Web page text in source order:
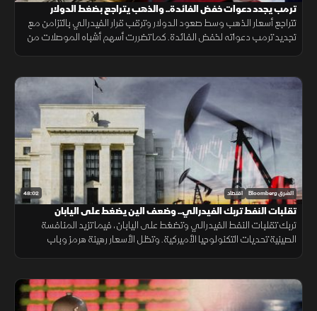
ترمب يجدد دعوات خفض الفائدة.. والذهب يتراجع بضغط الدولار
تتراجع أسعار الذهب وسط صعود الدولار وترقب قرار الفيدرالي بالتزامن مع
تجديد ترمب دعواته لخفض الفائدة. كما تضررت أسهم أشباه الموصلات من
48:02 الشرق Bloomberg اقتصاد
تقلبات النفط تربك الفيدرالي.. وضعف الين يضغط على اليابان
تربك تقلبات النفط الفيدرالي وتضغط على اليابان، فيما تزيد المنافسة
الصينية تحديات التكنولوجيا الأميركية. وتظل الأسعار رهينة هرمز وباب